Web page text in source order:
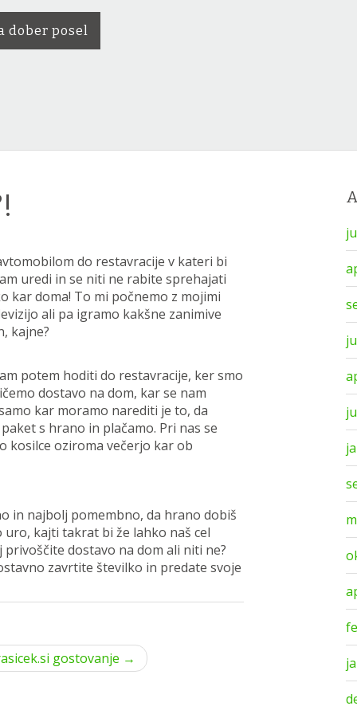
dober posel
do restavracije v kateri bi
uredi in se niti ne rabite sprehajati
kar doma! To mi počnemo z mojimi
ali pa igramo kakšne zanimive
kajne?
potem hoditi do restavracije, ker smo
dostavo na dom, kar se nam
kar moramo narediti je to, da
s hrano in plačamo. Pri nas se
kosilce oziroma večerjo kar ob
in najbolj pomembno, da hrano dobiš
kajti takrat bi že lahko naš cel
dostavo na dom ali niti ne?
zavrtite številko in predate svoje
gostovanje →